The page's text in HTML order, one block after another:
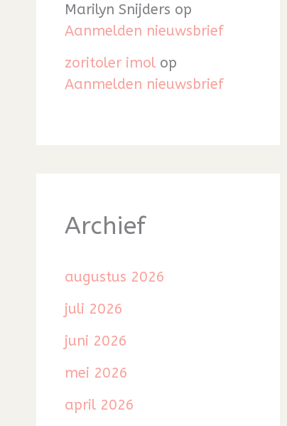
Marilyn Snijders op
Aanmelden nieuwsbrief
zoritoler imol op
Aanmelden nieuwsbrief
Archief
augustus 2026
juli 2026
juni 2026
mei 2026
april 2026